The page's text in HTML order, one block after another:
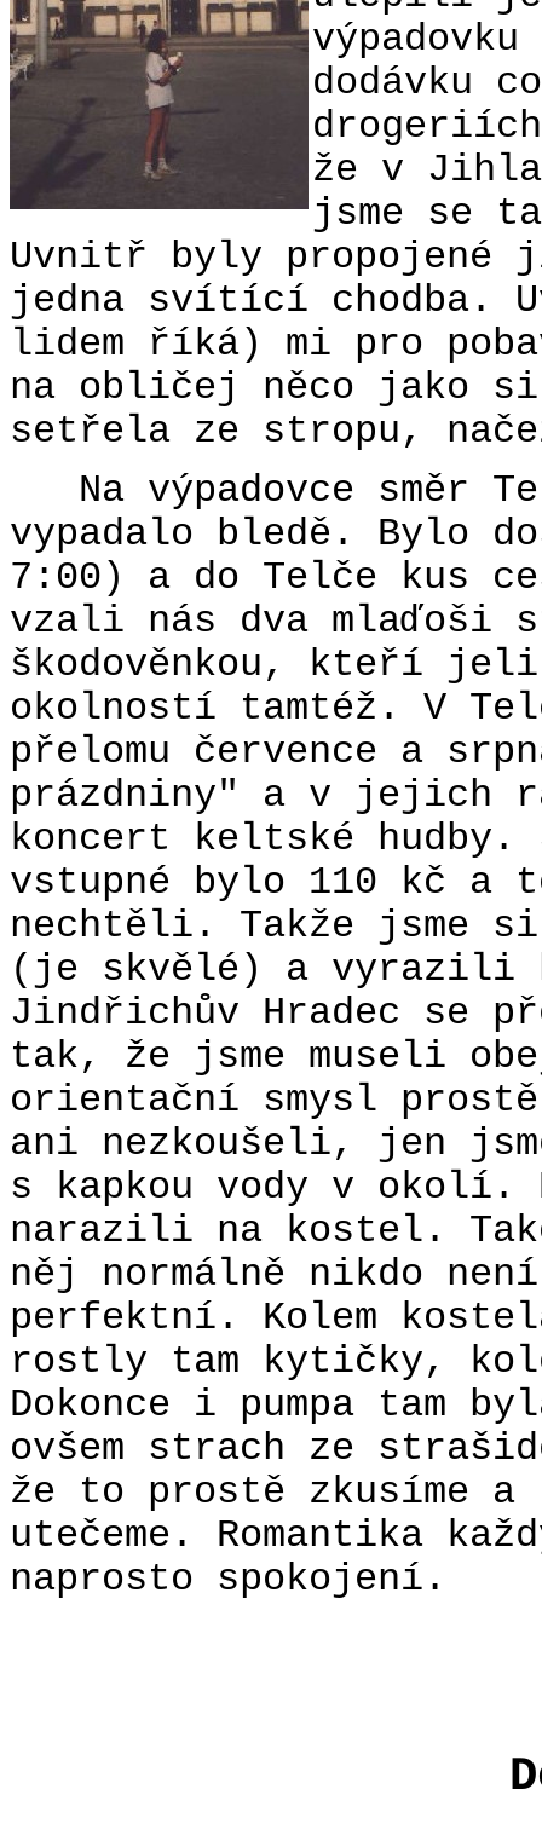
dodávku
že v
jsme se
Uvnitř byly propojené
jedna svítící chodba.
lidem říká) mi pro
na obličej něco jako
setřela ze stropu,
Na výpadovce směr
vypadalo bledě. Bylo
7:00) a do Telče kus
vzali nás dva mlaďoši
škodověnkou, kteří jeli
okolností tamtéž. V
přelomu července a
prázdniny" a v jejich
koncert keltské hudby.
vstupné bylo 110 kč a
nechtěli. Takže jsme
(je skvělé) a vyrazili
Jindřichův Hradec se
tak, že jsme museli
orientační smysl
ani nezkoušeli, jen
s kapkou vody v okolí.
narazili na kostel.
něj normálně nikdo
perfektní. Kolem
rostly tam kytičky,
Dokonce i pumpa tam
ovšem strach ze
že to prostě zkusíme
utečeme. Romantika
naprosto spokojení.